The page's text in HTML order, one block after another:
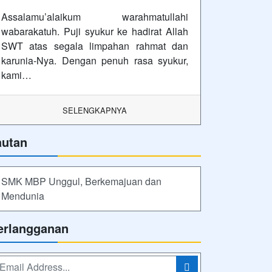
Assalamu’alaikum warahmatullahi
wabarakatuh. Puji syukur ke hadirat Allah
SWT atas segala limpahan rahmat dan
karunia-Nya. Dengan penuh rasa syukur,
kami…
SELENGKAPNYA
SMK MBP Unggul, Berkemajuan dan
Mendunia